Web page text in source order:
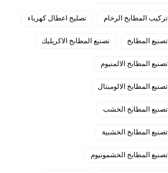
تركيب المطابخ الرخام تصليح اعطال كهرباء
تصنيع المطابخ تصنيع المطابخ الاكريليك
تصنيع المطابخ الالمنيوم
تصنيع المطابخ الالوميتال
تصنيع المطابخ الخشب
تصنيع المطابخ الخشبية
تصنيع المطابخ الخشمونيوم